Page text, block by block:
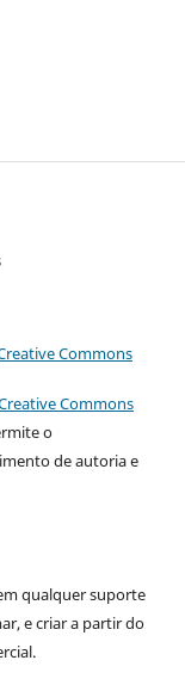
Commons
Commons
o
de autoria e
qualquer suporte
e criar a partir do